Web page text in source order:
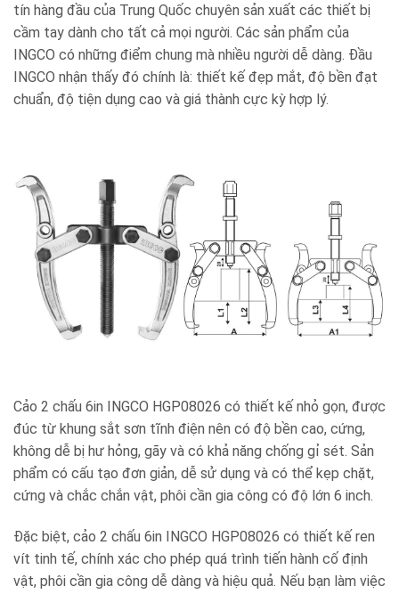
tín hàng đầu của Trung Quốc chuyên sản xuất các thiết bị
cầm tay dành cho tất cả mọi người. Các sản phẩm của
INGCO có những điểm chung mà nhiều người dễ dàng. Đầu
INGCO nhận thấy đó chính là: thiết kế đẹp mắt, độ bền đạt
chuẩn, độ tiện dụng cao và giá thành cực kỳ hợp lý.
Cảo 2 chấu 6in INGCO HGP08026 có thiết kế nhỏ gọn, được
đúc từ khung sắt sơn tĩnh điện nên có độ bền cao, cứng,
không dễ bị hư hỏng, gãy và có khả năng chống gỉ sét. Sản
phẩm có cấu tạo đơn giản, dễ sử dụng và có thể kẹp chặt,
cứng và chắc chắn vật, phôi cần gia công có độ lớn 6 inch.
Đặc biệt, cảo 2 chấu 6in INGCO HGP08026 có thiết kế ren
vít tinh tế, chính xác cho phép quá trình tiến hành cố định
vật, phôi cần gia công dễ dàng và hiệu quả. Nếu bạn làm việc